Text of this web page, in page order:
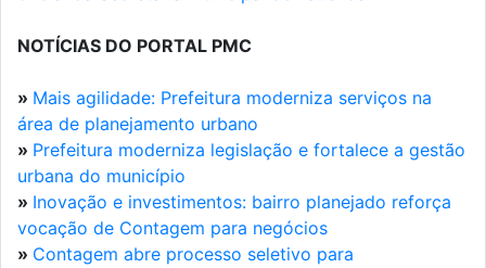
NOTÍCIAS DO PORTAL PMC
» Mais agilidade: Prefeitura moderniza serviços na
área de planejamento urbano
» Prefeitura moderniza legislação e fortalece a gestão
urbana do município
» Inovação e investimentos: bairro planejado reforça
vocação de Contagem para negócios
» Contagem abre processo seletivo para